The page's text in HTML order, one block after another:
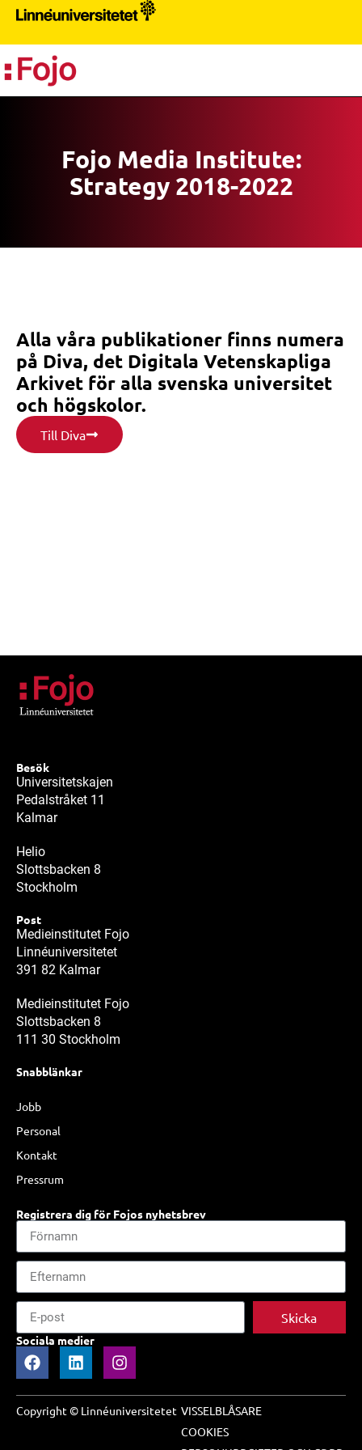
Fojo Media Institute:
Strategy 2018-2022
Alla våra publikationer finns numera
på Diva, det Digitala Vetenskapliga
Arkivet för alla svenska universitet
och högskolor.
Till Diva
Besök
Universitetskajen
Pedalstråket 11
Kalmar
Helio
Slottsbacken 8
Stockholm
Post
Medieinstitutet Fojo
Linnéuniversitetet
391 82 Kalmar
Medieinstitutet Fojo
Slottsbacken 8
111 30 Stockholm
Snabblänkar
Jobb
Personal
Kontakt
Pressrum
Registrera dig för Fojos nyhetsbrev
Skicka
Sociala medier
Copyright © Linnéuniversitetet VISSELBLÅSARE
COOKIES